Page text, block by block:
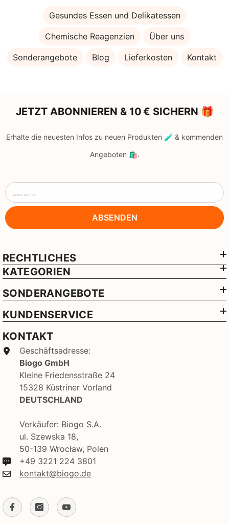
Gesundes Essen und Delikatessen
Chemische Reagenzien Über uns
Sonderangebote Blog Lieferkosten Kontakt
JETZT ABONNIEREN & 10 € SICHERN 🎁
Erhalte die neuesten Infos zu neuen Produkten 🧪 & kommenden
Angeboten 🛍️.
geben sie ihre
ABSENDEN
RECHTLICHES
KATEGORIEN
SONDERANGEBOTE
KUNDENSERVICE
KONTAKT
Geschäftsadresse:
Biogo GmbH
Kleine Friedensstraße 24
15328 Küstriner Vorland
DEUTSCHLAND
Verkäufer: Biogo S.A.
ul. Szewska 18,
50-139 Wrocław, Polen
+49 3221 224 3801
kontakt@biogo.de